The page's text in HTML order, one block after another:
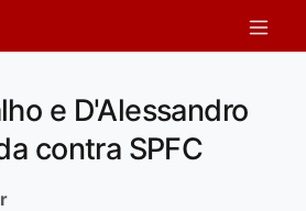
e D'Alessandro
contra SPFC